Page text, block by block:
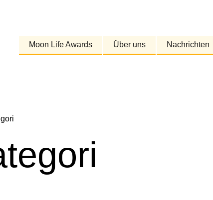
Moon Life Awards Über uns Nachrichten